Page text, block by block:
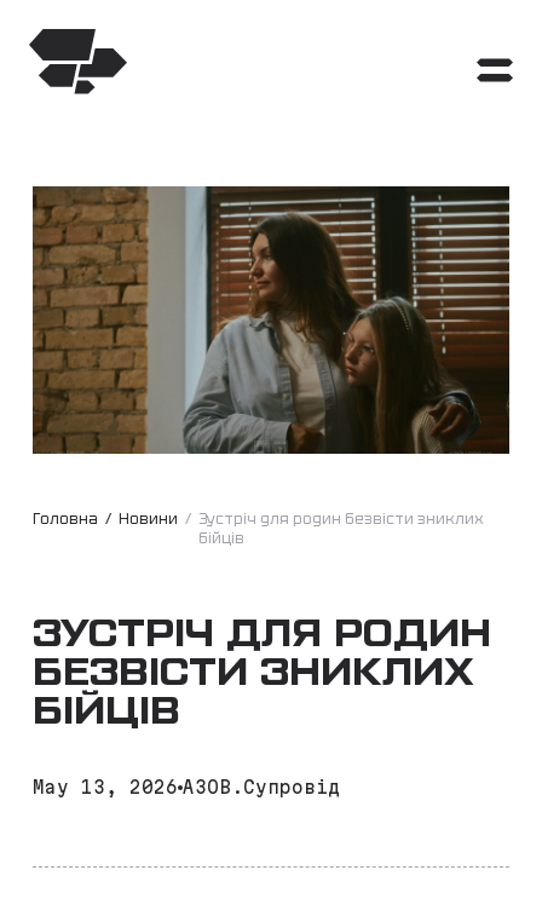
Головна /Новини / Зустріч для родин безвісти зниклих
бійців
ЗУСТРІЧ ДЛЯ РОДИН
БЕЗВІСТИ ЗНИКЛИХ
БІЙЦІВ
May 13, 2026 АЗОВ.Супровід